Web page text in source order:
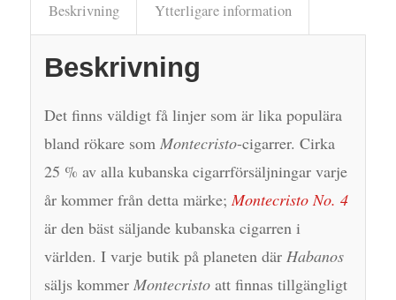
Beskrivning Ytterligare information
Beskrivning
Det finns väldigt få linjer som är lika populära
bland rökare som Montecristo-cigarrer. Cirka
25 % av alla kubanska cigarrförsäljningar varje
år kommer från detta märke; Montecristo No. 4
är den bäst säljande kubanska cigarren i
världen. I varje butik på planeten där Habanos
säljs kommer Montecristoatt finnas tillgängligt